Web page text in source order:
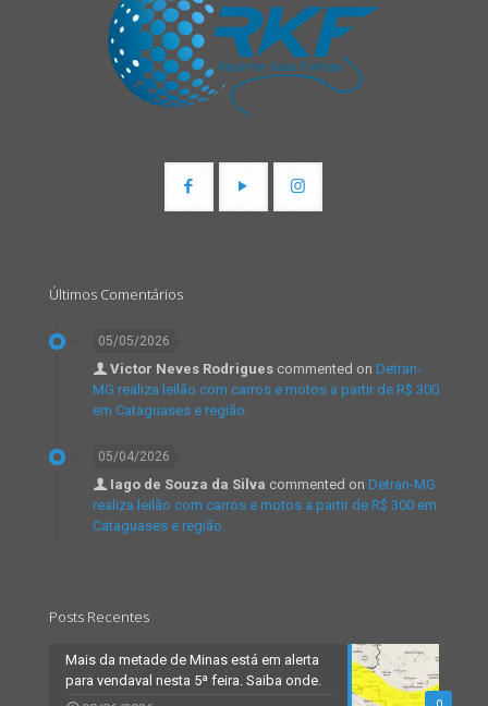
Últimos Comentários
05/05/2026
Victor Neves Rodrigues commented on Detran-
MG realiza leilão com carros e motos a partir de R$ 300
em Cataguases e região.
05/04/2026
Iago de Souza da Silva commented on Detran-MG
realiza leilão com carros e motos a partir de R$ 300 em
Cataguases e região.
Posts Recentes
Mais da metade de Minas está em alerta
para vendaval nesta 5ª feira. Saiba onde.